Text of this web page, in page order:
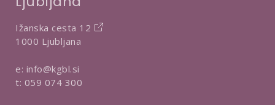
Ižanska cesta 12
1000 Ljubljana
e: info@kgbl.si
t: 059 074 300